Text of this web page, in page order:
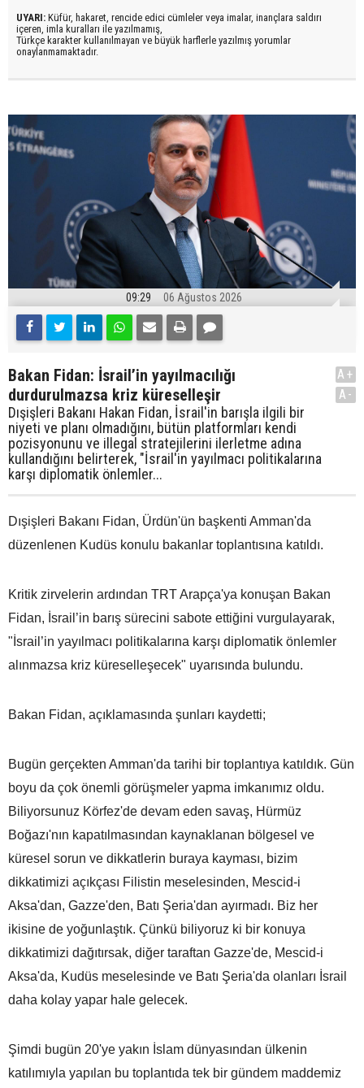
UYARI: Küfür, hakaret, rencide edici cümleler veya imalar, inançlara saldırı
içeren, imla kuralları ile yazılmamış,
Türkçe karakter kullanılmayan ve büyük harflerle yazılmış yorumlar
onaylanmamaktadır.
09:29 06 Ağustos 2026
Bakan Fidan: İsrail’in yayılmacılığı
durdurulmazsa kriz küreselleşir
Dışişleri Bakanı Hakan Fidan, İsrail'in barışla ilgili bir
niyeti ve planı olmadığını, bütün platformları kendi
pozisyonunu ve illegal stratejilerini ilerletme adına
kullandığını belirterek, "İsrail'in yayılmacı politikalarına
karşı diplomatik önlemler...
A+
A-
Dışişleri Bakanı Fidan, Ürdün'ün başkenti Amman'da
düzenlenen Kudüs konulu bakanlar toplantısına katıldı.
Kritik zirvelerin ardından TRT Arapça'ya konuşan Bakan
Fidan, İsrail’in barış sürecini sabote ettiğini vurgulayarak,
"İsrail’in yayılmacı politikalarına karşı diplomatik önlemler
alınmazsa kriz küreselleşecek" uyarısında bulundu.
Bakan Fidan, açıklamasında şunları kaydetti;
Bugün gerçekten Amman'da tarihi bir toplantıya katıldık. Gün
boyu da çok önemli görüşmeler yapma imkanımız oldu.
Biliyorsunuz Körfez'de devam eden savaş, Hürmüz
Boğazı'nın kapatılmasından kaynaklanan bölgesel ve
küresel sorun ve dikkatlerin buraya kayması, bizim
dikkatimizi açıkçası Filistin meselesinden, Mescid-i
Aksa'dan, Gazze'den, Batı Şeria'dan ayırmadı. Biz her
ikisine de yoğunlaştık. Çünkü biliyoruz ki bir konuya
dikkatimizi dağıtırsak, diğer taraftan Gazze'de, Mescid-i
Aksa'da, Kudüs meselesinde ve Batı Şeria'da olanları İsrail
daha kolay yapar hale gelecek.
Şimdi bugün 20'ye yakın İslam dünyasından ülkenin
katılımıyla yapılan bu toplantıda tek bir gündem maddemiz